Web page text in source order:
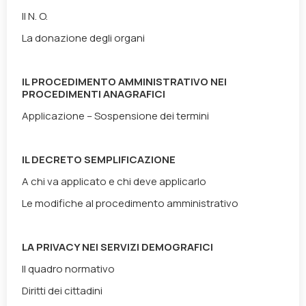
Il N. O.
La donazione degli organi
IL PROCEDIMENTO AMMINISTRATIVO NEI
PROCEDIMENTI ANAGRAFICI
Applicazione – Sospensione dei termini
IL DECRETO SEMPLIFICAZIONE
A chi va applicato e chi deve applicarlo
Le modifiche al procedimento amministrativo
LA PRIVACY NEI SERVIZI DEMOGRAFICI
Il quadro normativo
Diritti dei cittadini